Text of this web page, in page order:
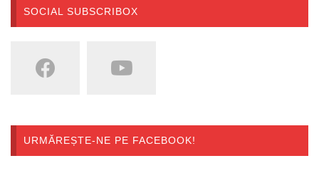
SOCIAL SUBSCRIBOX
URMĂREȘTE-NE PE FACEBOOK!